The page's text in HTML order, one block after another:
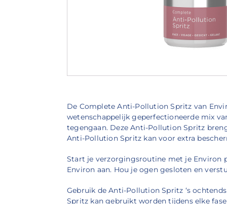
De Complete Anti-Pollution Spritz van
wetenschappelijk geperfectioneerde mix
tegengaan. Deze Anti-Pollution Spritz
Anti-Pollution Spritz kan voor extra
Start je verzorgingsroutine met je Environ
Environ aan. Hou je ogen gesloten en
Gebruik de Anti-Pollution Spritz ‘s
Spritz kan gebruikt worden tijdens elke fase